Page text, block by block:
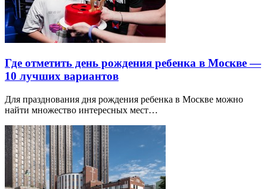
Где отметить день рождения ребенка в Москве —
10 лучших вариантов
Для празднования дня рождения ребенка в Москве можно
найти множество интересных мест…